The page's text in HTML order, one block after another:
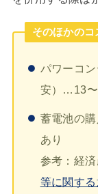
そのほかのコ
パワーコ
安）…13〜
蓄電池の
あり
参考：経
等に関す